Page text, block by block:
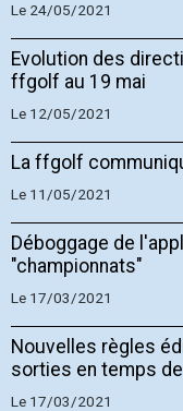
Le 24/05/2021
Evolution des
ffgolf au 19 mai
Le 12/05/2021
La ffgolf
Le 11/05/2021
Déboggage de
"championnats"
Le 17/03/2021
Nouvelles règles
sorties en temps
Le 17/03/2021